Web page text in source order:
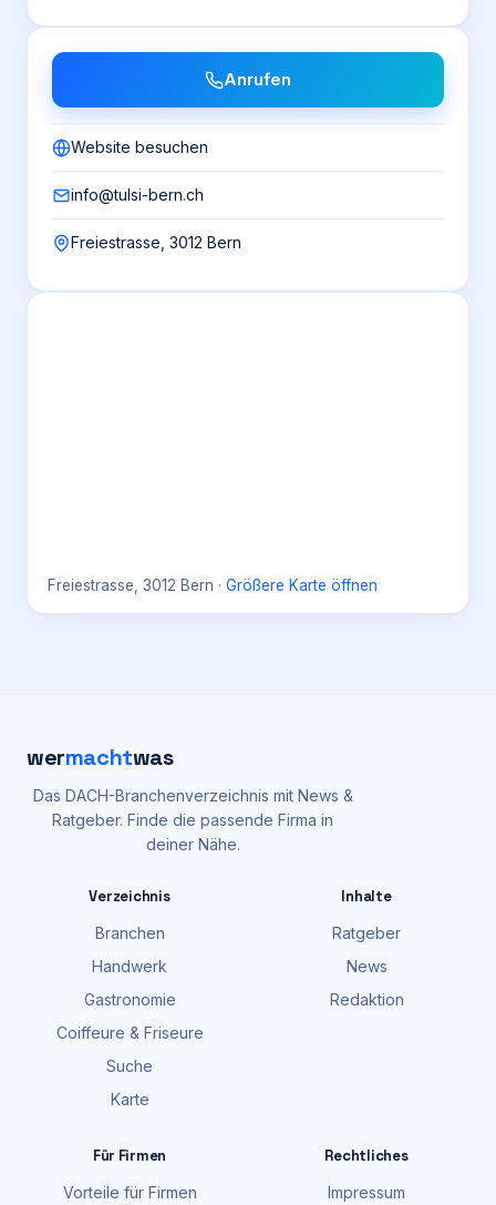
Anrufen
Website besuchen
info@tulsi-bern.ch
Freiestrasse, 3012 Bern
Freiestrasse, 3012 Bern · Größere Karte öffnen
wermachtwas
Das DACH-Branchenverzeichnis mit News &
Ratgeber. Finde die passende Firma in
deiner Nähe.
Verzeichnis
Branchen
Handwerk
Gastronomie
Coiffeure & Friseure
Suche
Karte
Inhalte
Ratgeber
News
Redaktion
Für Firmen
Vorteile für Firmen
Rechtliches
Impressum